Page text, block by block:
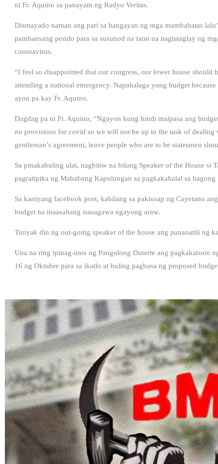
ni Fr. Aquino sa panayam ng Radyo Veritas.
Dismayado naman ang pari sa bangayan ng mga mambabatas
pambansang pondo para sa susunod na taon na nagtataglay ng
coronavirus.
“I feel so disappointed that our congress, our lower house
attending a national emergency. Napahalaga yung budget
ayon pa kay Fr. Aquino.
Dagdag pa ni Fr. Aquino, “Ngayon kung hindi maipasa ang
no provisions for covid so we will not be up to the task of
gentleman’s agreement, leave people who are to be statesmen
Sa pinakahuling ulat, nagbitiw na bilang Speaker of the House si
pagratipika ng Mababang Kapulungan sa pagkakahalal sa
Sa kaniyang facebook post, kabilang sa pakiusap ng Cayetano
budget na inaasahang isasagawa ngayong araw.
Tiniyak din ng out-going speaker of the house ang pananatili ng
Una na ring ipinag-utos ng Pangulong Duterte ang pagkakaroon
16 ng Oktubre para sa ikatlo at huling pagbasa ng proposed